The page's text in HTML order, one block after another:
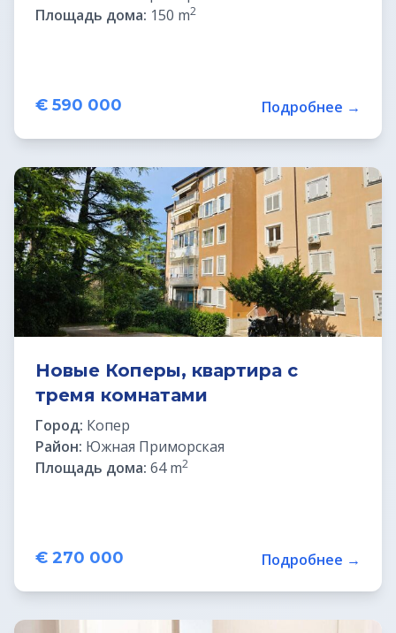
Площадь дома: 150 m2
€ 590 000 Подробнее →
Новые Коперы, квартира с
тремя комнатами
Город: Копер
Район: Южная Приморская
Площадь дома: 64 m2
€ 270 000 Подробнее →